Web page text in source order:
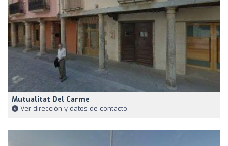
Mutualitat Del Carme
Ver dirección y datos de contacto